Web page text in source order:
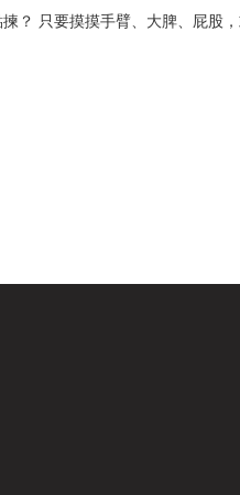
？ 只要摸摸手臂、大脾、屁股